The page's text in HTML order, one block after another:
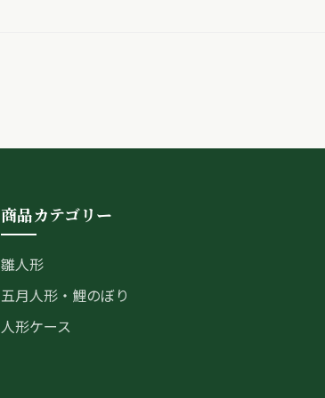
商品カテゴリー
雛人形
五月人形・鯉のぼり
人形ケース